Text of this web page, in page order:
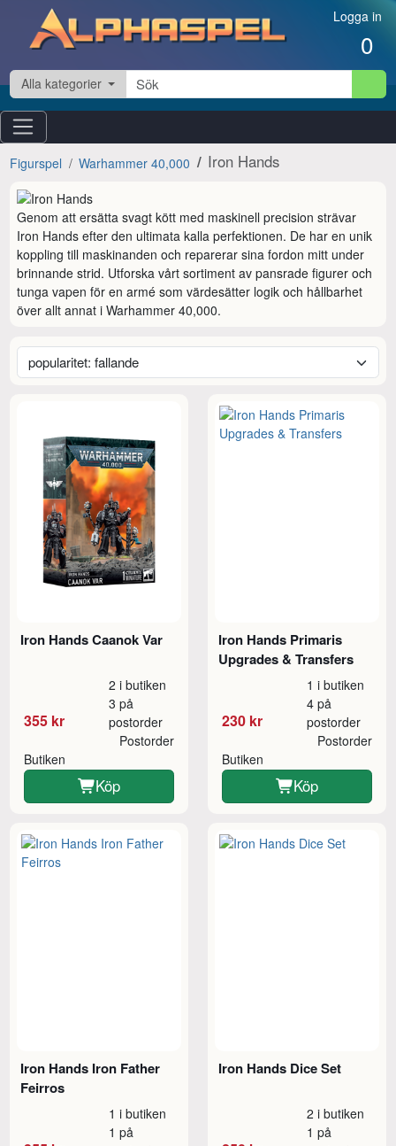
Hoppa till innehåll Logga in
0
Alla kategorier
Figurspel Warhammer 40,000 Iron Hands
Genom att ersätta svagt kött med maskinell precision strävar
Iron Hands efter den ultimata kalla perfektionen. De har en unik
koppling till maskinanden och reparerar sina fordon mitt under
brinnande strid. Utforska vårt sortiment av pansrade figurer och
tunga vapen för en armé som värdesätter logik och hållbarhet
över allt annat i Warhammer 40,000.
Iron Hands Caanok Var
355 kr
2 i butiken
3 på
postorder
Butiken
Postorder
Köp
Iron Hands Primaris
Upgrades & Transfers
230 kr
1 i butiken
4 på
postorder
Butiken
Postorder
Köp
Iron Hands Iron Father
Feirros
1 i butiken
1 på
Iron Hands Dice Set
2 i butiken
1 på